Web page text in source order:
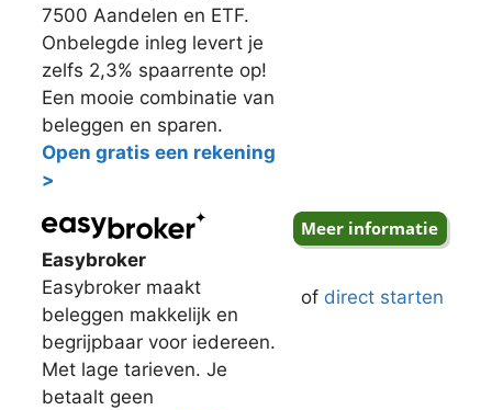
7500 Aandelen en ETF.
Onbelegde inleg levert je
zelfs 2,3% spaarrente op!
Een mooie combinatie van
beleggen en sparen.
Open gratis een rekening
>
Easybroker
Easybroker maakt
beleggen makkelijk en
begrijpbaar voor iedereen.
Met lage tarieven. Je
betaalt geen
of direct starten